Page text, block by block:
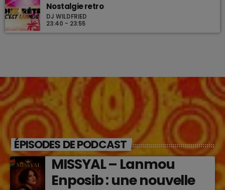
Nostalgie retro
DJ WILDFRIED
23:40 - 23:55
ÉPISODES DE PODCAST
MISSYAL – Lanmou
Enposib : une nouvelle